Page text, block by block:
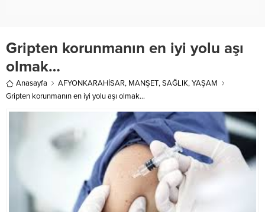
Gripten korunmanın en iyi yolu aşı
olmak…
Anasayfa AFYONKARAHİSAR, MANŞET,SAĞLIK,YAŞAM
Gripten korunmanın en iyi yolu aşı olmak…